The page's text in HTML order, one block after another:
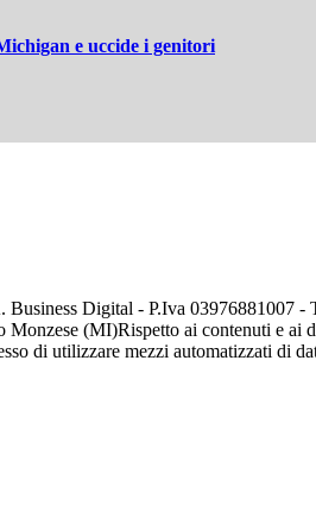
e uccide i genitori
Business Digital - P.Iva 03976881007 -
Monzese (MI)Rispetto ai contenuti e ai
di utilizzare mezzi automatizzati di